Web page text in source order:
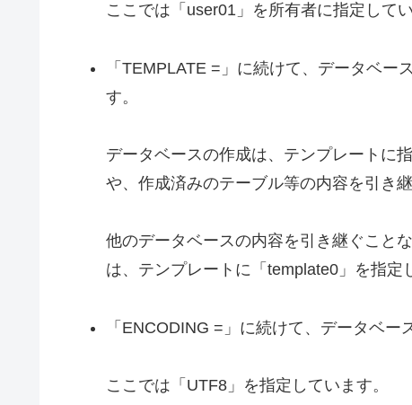
ここでは「user01」を所有者に指定してい
「TEMPLATE =」に続けて、データベー
す。
データベースの作成は、テンプレートに
や、作成済みのテーブル等の内容を引き
他のデータベースの内容を引き継ぐこと
は、テンプレートに「template0」を指定
「ENCODING =」に続けて、データベー
ここでは「UTF8」を指定しています。